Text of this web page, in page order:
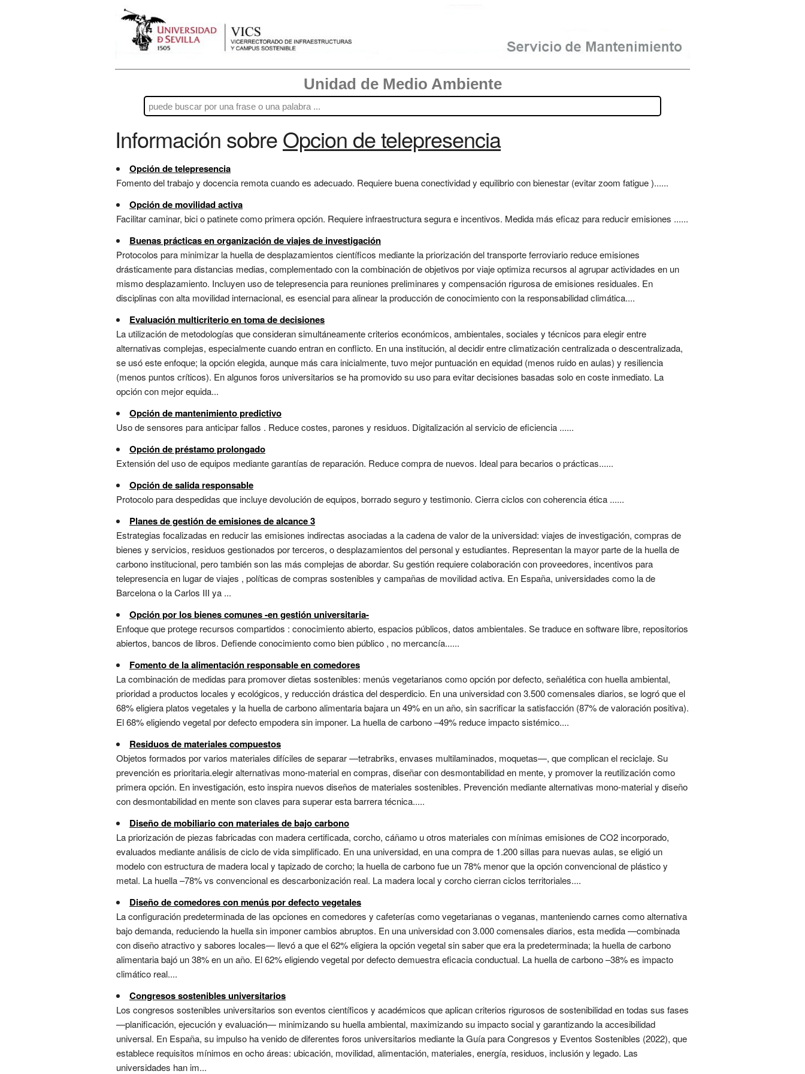
Unidad de Medio Ambiente
Información sobreOpcion de telepresencia
Opción de telepresencia
Fomento del trabajo y docencia remota cuando es adecuado. Requiere buena conectividad y equilibrio con bienestar (evitar zoom fatigue )......
Opción de movilidad activa
Facilitar caminar, bici o patinete como primera opción. Requiere infraestructura segura e incentivos. Medida más eficaz para reducir emisiones ......
Buenas prácticas en organización de viajes de investigación
Protocolos para minimizar la huella de desplazamientos científicos mediante la priorización del transporte ferroviario reduce emisiones
drásticamente para distancias medias, complementado con la combinación de objetivos por viaje optimiza recursos al agrupar actividades en un
mismo desplazamiento. Incluyen uso de telepresencia para reuniones preliminares y compensación rigurosa de emisiones residuales. En
disciplinas con alta movilidad internacional, es esencial para alinear la producción de conocimiento con la responsabilidad climática....
Evaluación multicriterio en toma de decisiones
La utilización de metodologías que consideran simultáneamente criterios económicos, ambientales, sociales y técnicos para elegir entre
alternativas complejas, especialmente cuando entran en conflicto. En una institución, al decidir entre climatización centralizada o descentralizada,
se usó este enfoque; la opción elegida, aunque más cara inicialmente, tuvo mejor puntuación en equidad (menos ruido en aulas) y resiliencia
(menos puntos críticos). En algunos foros universitarios se ha promovido su uso para evitar decisiones basadas solo en coste inmediato. La
opción con mejor equida...
Opción de mantenimiento predictivo
Uso de sensores para anticipar fallos . Reduce costes, parones y residuos. Digitalización al servicio de eficiencia ......
Opción de préstamo prolongado
Extensión del uso de equipos mediante garantías de reparación. Reduce compra de nuevos. Ideal para becarios o prácticas......
Opción de salida responsable
Protocolo para despedidas que incluye devolución de equipos, borrado seguro y testimonio. Cierra ciclos con coherencia ética ......
Planes de gestión de emisiones de alcance 3
Estrategias focalizadas en reducir las emisiones indirectas asociadas a la cadena de valor de la universidad: viajes de investigación, compras de
bienes y servicios, residuos gestionados por terceros, o desplazamientos del personal y estudiantes. Representan la mayor parte de la huella de
carbono institucional, pero también son las más complejas de abordar. Su gestión requiere colaboración con proveedores, incentivos para
telepresencia en lugar de viajes , políticas de compras sostenibles y campañas de movilidad activa. En España, universidades como la de
Barcelona o la Carlos III ya ...
Opción por los bienes comunes -en gestión universitaria-
Enfoque que protege recursos compartidos : conocimiento abierto, espacios públicos, datos ambientales. Se traduce en software libre, repositorios
abiertos, bancos de libros. Defiende conocimiento como bien público , no mercancía......
Fomento de la alimentación responsable en comedores
La combinación de medidas para promover dietas sostenibles: menús vegetarianos como opción por defecto, señalética con huella ambiental,
prioridad a productos locales y ecológicos, y reducción drástica del desperdicio. En una universidad con 3.500 comensales diarios, se logró que el
68% eligiera platos vegetales y la huella de carbono alimentaria bajara un 49% en un año, sin sacrificar la satisfacción (87% de valoración positiva).
El 68% eligiendo vegetal por defecto empodera sin imponer. La huella de carbono –49% reduce impacto sistémico....
Residuos de materiales compuestos
Objetos formados por varios materiales difíciles de separar —tetrabriks, envases multilaminados, moquetas—, que complican el reciclaje. Su
prevención es prioritaria.elegir alternativas mono-material en compras, diseñar con desmontabilidad en mente, y promover la reutilización como
primera opción. En investigación, esto inspira nuevos diseños de materiales sostenibles. Prevención mediante alternativas mono-material y diseño
con desmontabilidad en mente son claves para superar esta barrera técnica.....
Diseño de mobiliario con materiales de bajo carbono
La priorización de piezas fabricadas con madera certificada, corcho, cáñamo u otros materiales con mínimas emisiones de CO2 incorporado,
evaluados mediante análisis de ciclo de vida simplificado. En una universidad, en una compra de 1.200 sillas para nuevas aulas, se eligió un
modelo con estructura de madera local y tapizado de corcho; la huella de carbono fue un 78% menor que la opción convencional de plástico y
metal. La huella –78% vs convencional es descarbonización real. La madera local y corcho cierran ciclos territoriales....
Diseño de comedores con menús por defecto vegetales
La configuración predeterminada de las opciones en comedores y cafeterías como vegetarianas o veganas, manteniendo carnes como alternativa
bajo demanda, reduciendo la huella sin imponer cambios abruptos. En una universidad con 3.000 comensales diarios, esta medida —combinada
con diseño atractivo y sabores locales— llevó a que el 62% eligiera la opción vegetal sin saber que era la predeterminada; la huella de carbono
alimentaria bajó un 38% en un año. El 62% eligiendo vegetal por defecto demuestra eficacia conductual. La huella de carbono –38% es impacto
climático real....
Congresos sostenibles universitarios
Los congresos sostenibles universitarios son eventos científicos y académicos que aplican criterios rigurosos de sostenibilidad en todas sus fases
—planificación, ejecución y evaluación— minimizando su huella ambiental, maximizando su impacto social y garantizando la accesibilidad
universal. En España, su impulso ha venido de diferentes foros universitarios mediante la Guía para Congresos y Eventos Sostenibles (2022), que
establece requisitos mínimos en ocho áreas: ubicación, movilidad, alimentación, materiales, energía, residuos, inclusión y legado. Las
universidades han im...